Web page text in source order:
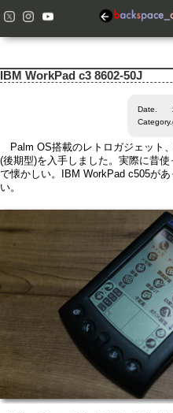
IBM WorkPad c3 8602-50J
Date.
Category.
Palm OS搭載のレトロガジェット
(後期型)を入手しました。実際に昔
で懐かしい。IBM WorkPad c505があ
い。